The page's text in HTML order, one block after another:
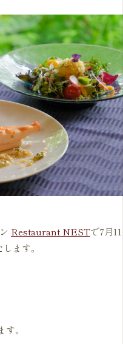
Restaurant NESTで7月11
ます。
。